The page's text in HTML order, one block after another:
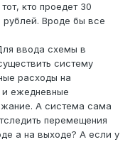
кто проедет 30
рублей. Вроде бы все
ввода схемы в
систему
расходы на
и ежедневные
А система сама
перемещения
а на выходе? А если у